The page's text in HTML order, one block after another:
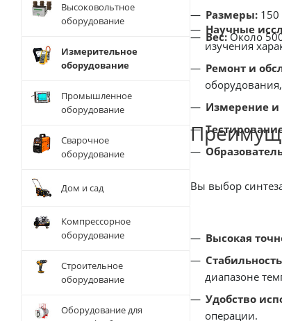
Размеры:
Вес:Около
Научные
изучения
Ремонт и
Измерение и
Вы
Высокая
диапазоне
Удобство
операции.
Высоковольтное
оборудование
Измерительное
оборудование
Промышленное
оборудование
Сварочное
оборудование
Дом и сад
Компрессорное
оборудование
Строительное
оборудование
Оборудование для